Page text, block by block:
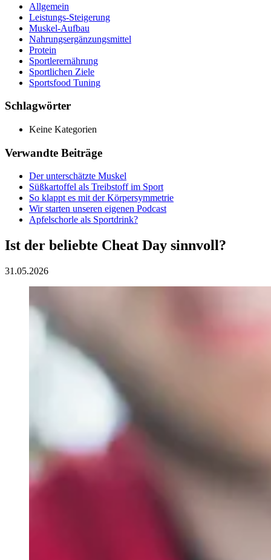
Allgemein
Leistungs-Steigerung
Muskel-Aufbau
Nahrungsergänzungsmittel
Protein
Sportlerernährung
Sportlichen Ziele
Sportsfood Tuning
Schlagwörter
Keine Kategorien
Verwandte Beiträge
Der unterschätzte Muskel
Süßkartoffel als Treibstoff im Sport
So klappt es mit der Körpersymmetrie
Wir starten unseren eigenen Podcast
Apfelschorle als Sportdrink?
Ist der beliebte Cheat Day sinnvoll?
31.05.2026